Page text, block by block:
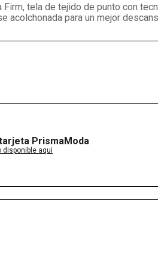
Firm, tela de tejido de punto con
acolchonada para un mejor
PrismaModa
aqui